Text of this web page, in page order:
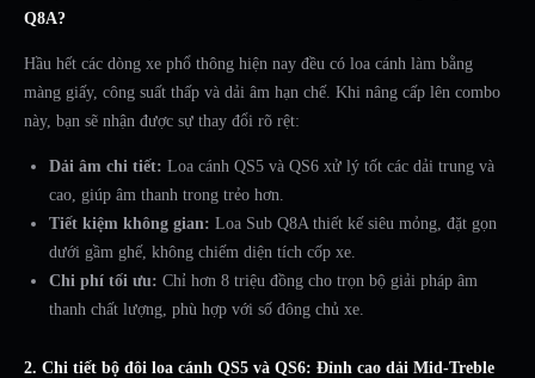
Q8A?
Hầu hết các dòng xe phổ thông hiện nay đều có loa cánh làm bằng
màng giấy, công suất thấp và dải âm hạn chế. Khi nâng cấp lên combo
này, bạn sẽ nhận được sự thay đổi rõ rệt:
Dải âm chi tiết: Loa cánh QS5 và QS6 xử lý tốt các dải trung và
cao, giúp âm thanh trong trẻo hơn.
Tiết kiệm không gian: Loa Sub Q8A thiết kế siêu mỏng, đặt gọn
dưới gầm ghế, không chiếm diện tích cốp xe.
Chi phí tối ưu: Chỉ hơn 8 triệu đồng cho trọn bộ giải pháp âm
thanh chất lượng, phù hợp với số đông chủ xe.
2. Chi tiết bộ đôi loa cánh QS5 và QS6: Đỉnh cao dải Mid-Treble